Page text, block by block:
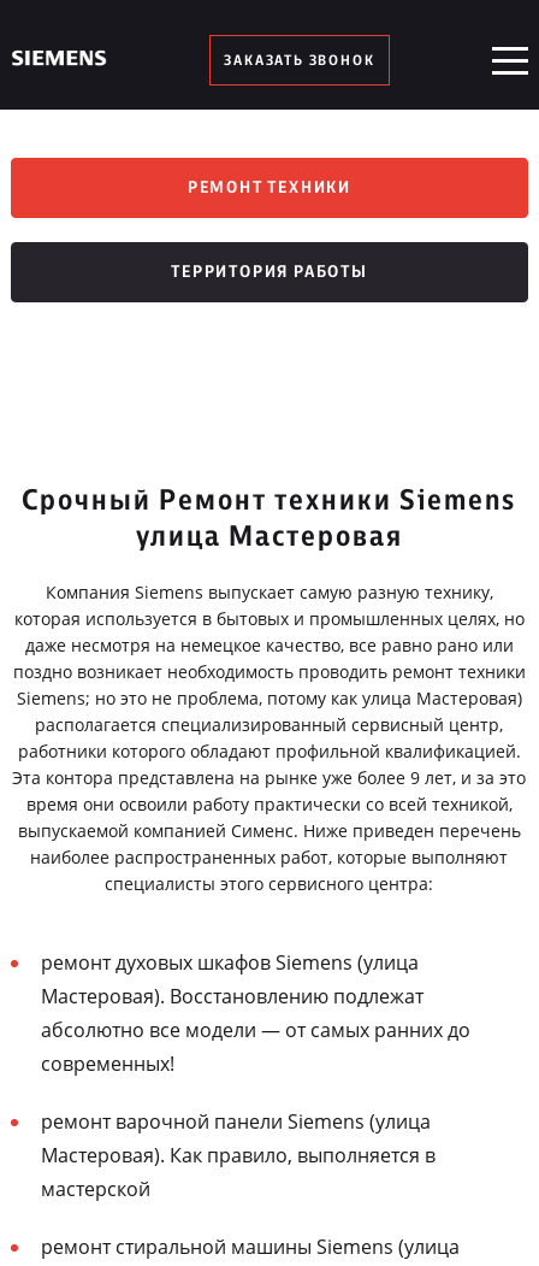
ЗАКАЗАТЬ ЗВОНОК
РЕМОНТ ТЕХНИКИ
ТЕРРИТОРИЯ РАБОТЫ
Срочный Ремонт техники Siemens
улица Мастеровая
Компания Siemens выпускает самую разную технику,
которая используется в бытовых и промышленных целях, но
даже несмотря на немецкое качество, все равно рано или
поздно возникает необходимость проводить ремонт техники
Siemens; но это не проблема, потому как улица Мастеровая)
располагается специализированный сервисный центр,
работники которого обладают профильной квалификацией.
Эта контора представлена на рынке уже более 9 лет, и за это
время они освоили работу практически со всей техникой,
выпускаемой компанией Сименс. Ниже приведен перечень
наиболее распространенных работ, которые выполняют
специалисты этого сервисного центра:
ремонт духовых шкафов Siemens (улица
Мастеровая). Восстановлению подлежат
абсолютно все модели — от самых ранних до
современных!
ремонт варочной панели Siemens (улица
Мастеровая). Как правило, выполняется в
мастерской
ремонт стиральной машины Siemens (улица